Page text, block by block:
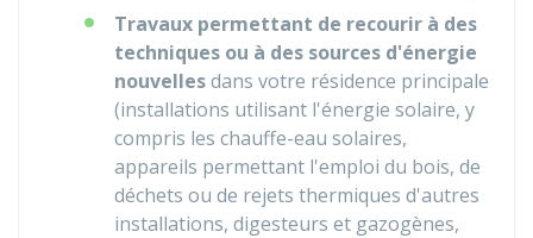
Travaux permettant de recourir à des
techniques ou à des sources d'énergie
nouvellesdans votre résidence principale
(installations utilisant l'énergie solaire, y
compris les chauffe-eau solaires,
appareils permettant l'emploi du bois, de
déchets ou de rejets thermiques d'autres
installations, digesteurs et gazogènes,